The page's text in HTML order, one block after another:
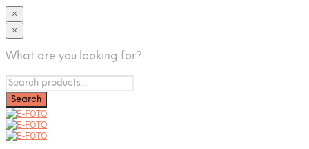
×
×
What are you looking for?